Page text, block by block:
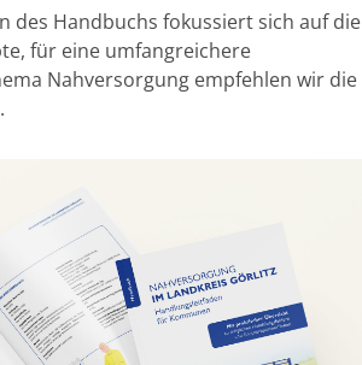
des Handbuchs fokussiert sich auf die
für eine umfangreichere
Nahversorgung empfehlen wir die